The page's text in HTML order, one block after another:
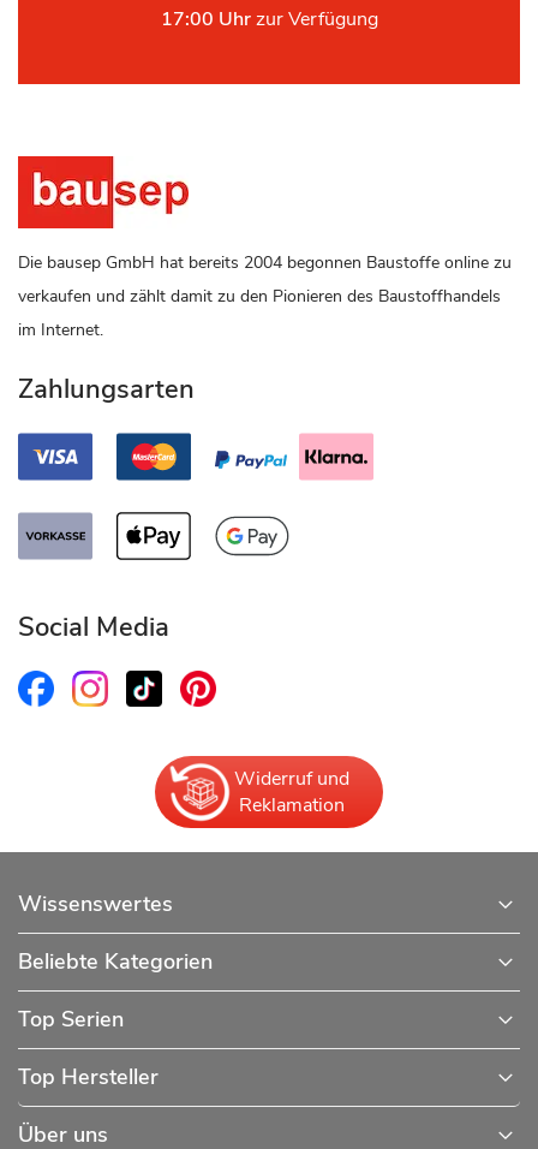
17:00 Uhrzur Verfügung
Die bausep GmbH hat bereits 2004 begonnen Baustoffe online zu
verkaufen und zählt damit zu den Pionieren des Baustoffhandels
im Internet.
Zahlungsarten
Social Media
Widerruf und
Reklamation
Wissenswertes
Beliebte Kategorien
Top Serien
Top Hersteller
Über uns